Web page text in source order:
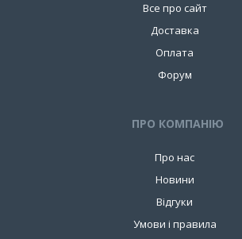
Все про сайт
Доставка
Оплата
Форум
ПРО КОМПАНIЮ
Про нас
Новини
Відгуки
Умови і правила